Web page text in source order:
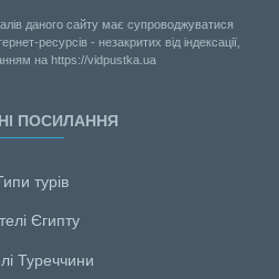
даного сайту має супроводжуватися
ресурсів - незакритих від індексації,
на https://vidpustka.ua
ПОСИЛАННЯ
турів
Єгипту
Туреччини